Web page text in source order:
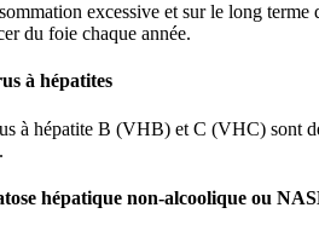
excessive et sur le long
du foie chaque année.
à hépatites
à hépatite B (VHB) et C (VHC) sont
hépatique non-alcoolique ou